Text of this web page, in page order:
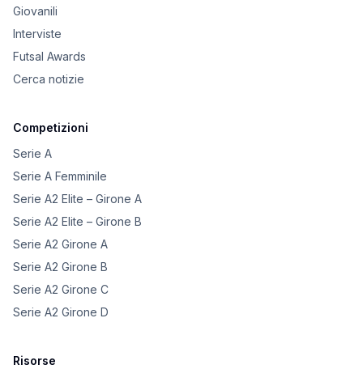
Giovanili
Interviste
Futsal Awards
Cerca notizie
Competizioni
Serie A
Serie A Femminile
Serie A2 Elite – Girone A
Serie A2 Elite – Girone B
Serie A2 Girone A
Serie A2 Girone B
Serie A2 Girone C
Serie A2 Girone D
Risorse